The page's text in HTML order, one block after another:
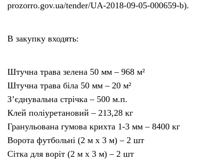
prozorro.gov.ua/tender/UA-2018-09-05-000659-b).
В закупку входять:
Штучна трава зелена 50 мм – 968 м²
Штучна трава біла 50 мм – 20 м²
З’єднувальна стрічка – 500 м.п.
Клей поліуретановий – 213,28 кг
Гранульована гумова крихта 1-3 мм – 8400 кг
Ворота футбольні (2 м х 3 м) – 2 шт
Сітка для воріт (2 м х 3 м) – 2 шт